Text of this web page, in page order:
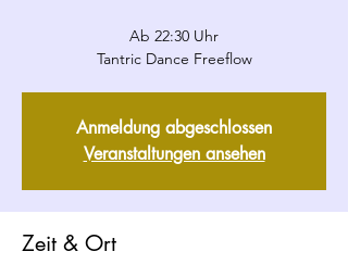
Ab 22:30 Uhr
Tantric Dance Freeflow
Anmeldung abgeschlossen
Veranstaltungen ansehen
Zeit & Ort